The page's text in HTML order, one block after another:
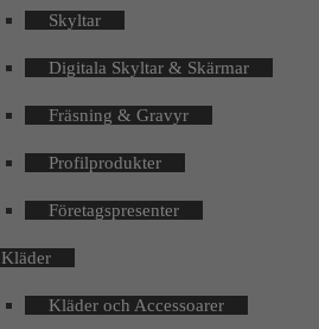
Skyltar
Digitala Skyltar & Skärmar
Fräsning & Gravyr
Profilprodukter
Företagspresenter
Kläder
Kläder och Accessoarer